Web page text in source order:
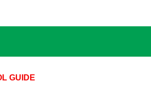
GUIDE